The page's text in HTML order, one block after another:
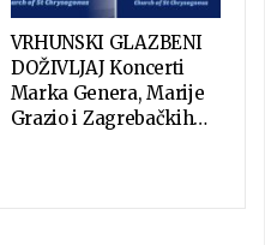
VRHUNSKI GLAZBENI
DOŽIVLJAJ Koncerti
Marka Genera, Marije
Grazio i Zagrebačkih…